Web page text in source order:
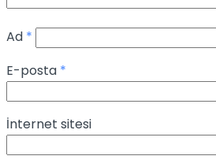
Ad *
E-posta *
İnternet sitesi